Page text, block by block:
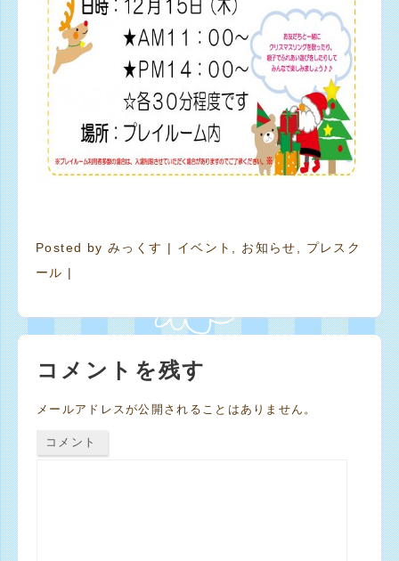
Posted byみっくす | イベント お知らせ
プレスク
ール |
コメントを残す
メールアドレスが公開されることはありません。
コメント